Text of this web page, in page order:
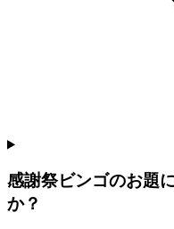
感謝祭ビンゴのお題
か？